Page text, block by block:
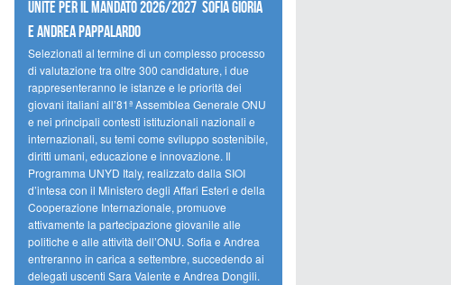
Unite per il mandato 2026/2027 Sofia Gioria
e Andrea Pappalardo
Selezionati al termine di un complesso processo
di valutazione tra oltre 300 candidature, i due
rappresenteranno le istanze e le priorità dei
giovani italiani all’81ª Assemblea Generale ONU
e nei principali contesti istituzionali nazionali e
internazionali, su temi come sviluppo sostenibile,
diritti umani, educazione e innovazione. Il
Programma UNYD Italy, realizzato dalla SIOI
d’intesa con il Ministero degli Affari Esteri e della
Cooperazione Internazionale, promuove
attivamente la partecipazione giovanile alle
politiche e alle attività dell’ONU. Sofia e Andrea
entreranno in carica a settembre, succedendo ai
delegati uscenti Sara Valente e Andrea Dongili.